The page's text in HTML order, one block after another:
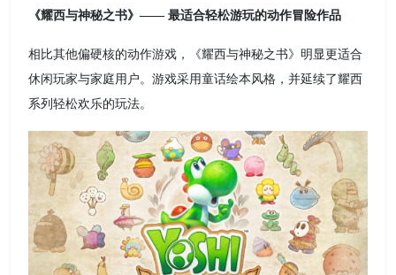
《耀西与神秘之书》—— 最适合轻松游玩的动作冒险作品
相比其他偏硬核的动作游戏，《耀西与神秘之书》明显更适合
休闲玩家与家庭用户。游戏采用童话绘本风格，并延续了耀西
系列轻松欢乐的玩法。